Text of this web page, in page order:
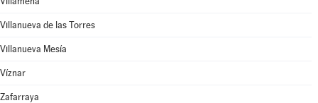
Villanueva de las Torres
Villanueva Mesía
Víznar
Zafarraya